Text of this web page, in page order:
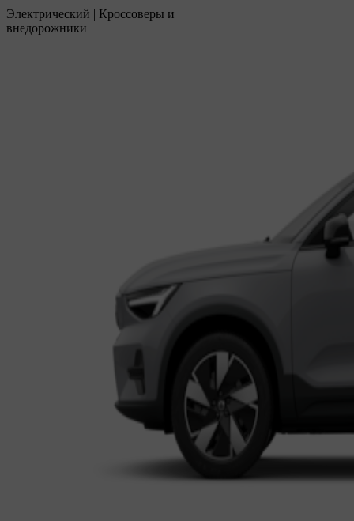
Электрический | Кроссоверы и
внедорожники